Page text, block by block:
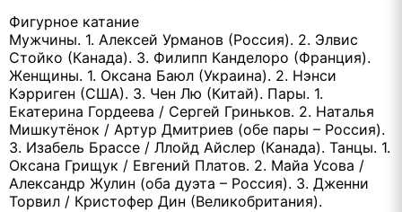
Фигурное катание
Мужчины. 1. Алексей Урманов (Россия). 2. Элвис
Стойко (Канада). 3. Филипп Канделоро (Франция).
Женщины. 1. Оксана Баюл (Украина). 2. Нэнси
Кэрриген (США). 3. Чен Лю (Китай). Пары. 1.
Екатерина Гордеева / Сергей Гриньков. 2. Наталья
Мишкутёнок / Артур Дмитриев (обе пары – Россия).
3. Изабель Брассе / Ллойд Айслер (Канада). Танцы. 1.
Оксана Грищук / Евгений Платов. 2. Майа Усова /
Александр Жулин (оба дуэта – Россия). 3. Дженни
Торвил / Кристофер Дин (Великобритания).